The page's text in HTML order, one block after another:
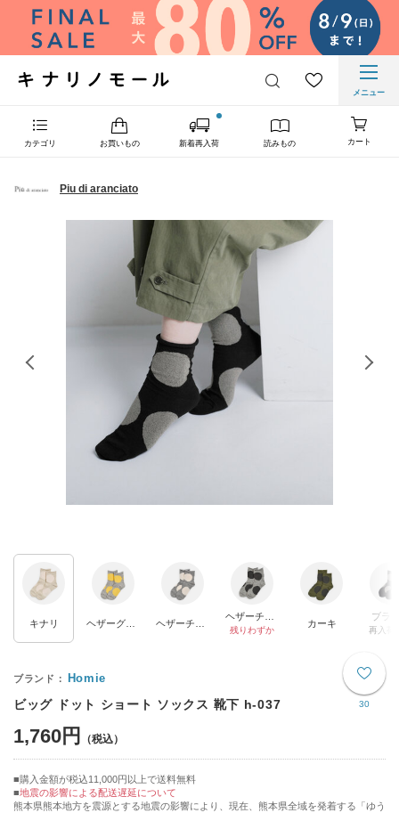
メニュー
カテゴリ お買いもの 新着再入荷 読みもの カート
Piu di aranciato
キナリ
残りわずか
カーキ
ブラ
再入荷
30
Homie
ビッグ ドット ショート ソックス 靴下 h-037
1,760円
購入金額が税込11,000円以上で送料無料
地震の影響による配送遅延について
熊本県熊本地方を震源とする地震の影響により、現在、熊本県全域を発着する「ゆう